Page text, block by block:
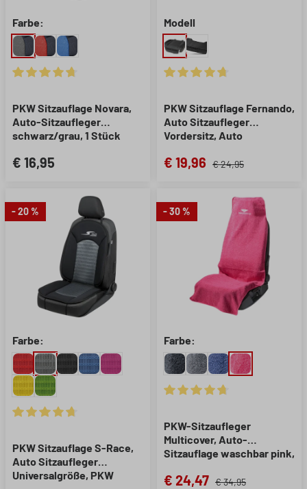
Farbe:
PKW Sitzauflage Novara,
Auto-Sitzaufleger
schwarz/grau, 1 Stück
€ 16,95
Modell
PKW Sitzauflage Fernando,
Auto Sitzaufleger
Vordersitz, Auto
Stück schwarz
€ 19,96 € 24,95
- 20 %
Farbe:
Durchschnittliche Bewertung von 4.85 von 5 Sternen
PKW Sitzauflage S-Race,
Auto Sitzaufleger
Universalgröße, PKW
- 30 %
Farbe:
PKW-Sitzaufleger
Multicover, Auto-
Sitzauflage waschbar pink,
€ 24,47 € 34,95